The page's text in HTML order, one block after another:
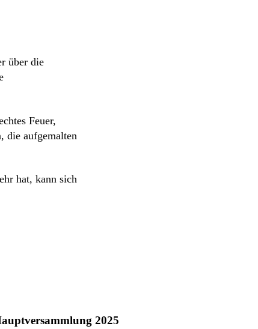
über die
Feuer,
die aufgemalten
hat, kann sich
2025